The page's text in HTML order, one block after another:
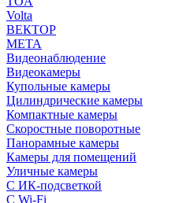
Volta
ВЕКТОР
МЕТА
Видеонаблюдение
Видеокамеры
Купольные камеры
Цилиндрические камеры
Компактные камеры
Скоростные поворотные
Панорамные камеры
Камеры для помещений
Уличные камеры
С ИК-подсветкой
С Wi-Fi